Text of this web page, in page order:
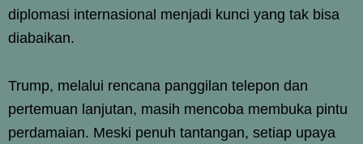
diplomasi internasional menjadi kunci yang tak bisa
diabaikan.
Trump, melalui rencana panggilan telepon dan
pertemuan lanjutan, masih mencoba membuka pintu
perdamaian. Meski penuh tantangan, setiap upaya